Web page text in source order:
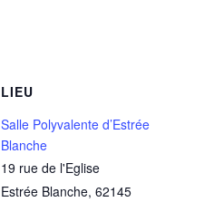
LIEU
Salle Polyvalente d’Estrée
Blanche
19 rue de l'Eglise
Estrée Blanche, 62145